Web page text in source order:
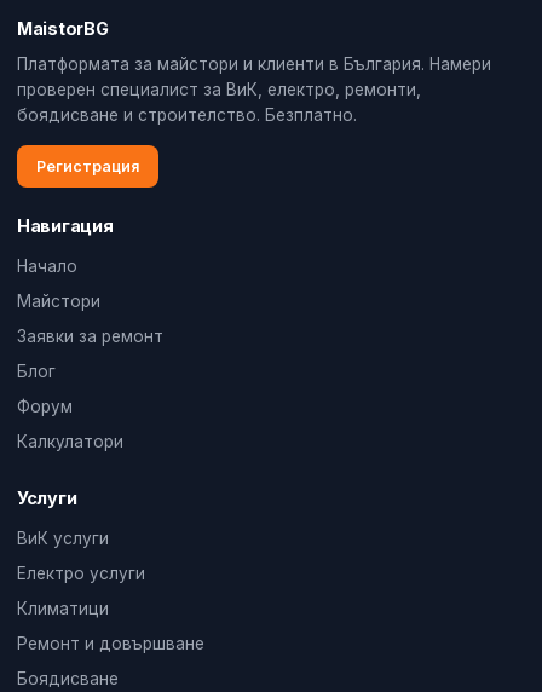
MaistorBG
Платформата за майстори и клиенти в България. Намери
проверен специалист за ВиК, електро, ремонти,
боядисване и строителство. Безплатно.
Регистрация
Навигация
Начало
Майстори
Заявки за ремонт
Блог
Форум
Калкулатори
Услуги
ВиК услуги
Електро услуги
Климатици
Ремонт и довършване
Боядисване